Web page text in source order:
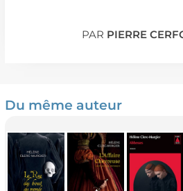
PAR PIERRE
Du même auteur